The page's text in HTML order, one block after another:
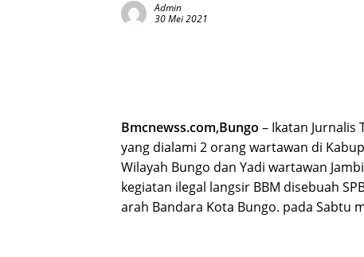
Admin
30 Mei 2021
Bmcnewss.com,Bungo – Ikatan Jurnalis
yang dialami 2 orang wartawan di
Wilayah Bungo dan Yadi wartawan
kegiatan ilegal langsir BBM disebuah
arah Bandara Kota Bungo. pada Sabtu